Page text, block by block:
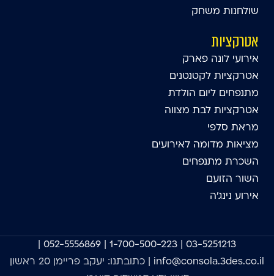
שולחנות משחק
אטרקציות
אירועי לונה פארק
אטרקציות לקטנטנים
מתנפחים ליום הולדת
אטרקציות לבת מצווה
מראת סלפי
מציאות מדומה לאירועים
השכרת מתנפחים
השור הזועם
אירוע נינג'ה
03-5251213
1-700-500-223
052-5556869
info@consola.3des.co.il
| כתובתנו: יעקב פריימן 20 ראשון